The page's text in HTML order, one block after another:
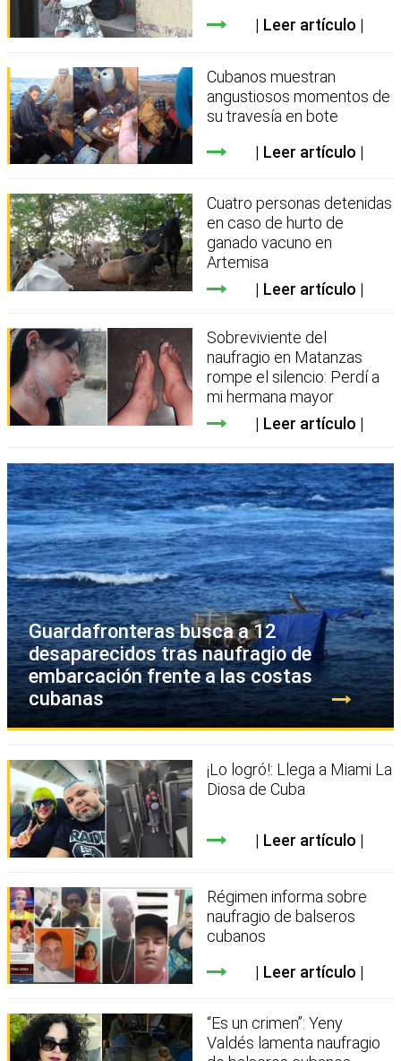
Leer artículo
Cubanos muestran
angustiosos momentos de
su travesía en bote
Leer artículo
Cuatro personas detenidas
en caso de hurto de
ganado vacuno en
Artemisa
Leer artículo
Sobreviviente del
naufragio en Matanzas
rompe el silencio: Perdí a
mi hermana mayor
Leer artículo
Guardafronteras busca a 12
desaparecidos tras naufragio de
embarcación frente a las costas
cubanas
¡Lo logró!: Llega a Miami La
Diosa de Cuba
Leer artículo
Régimen informa sobre
naufragio de balseros
cubanos
Leer artículo
“Es un crimen”: Yeny
Valdés lamenta naufragio